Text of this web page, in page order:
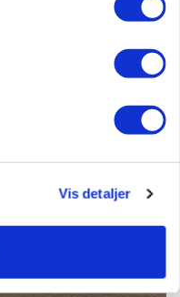
Vis detaljer
og